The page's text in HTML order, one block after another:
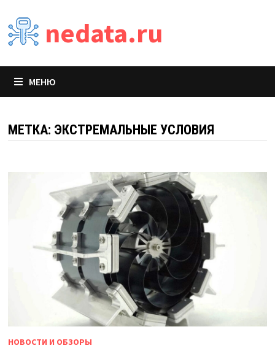
содержимомуnedata.ru
МЕНЮ
МЕТКА: ЭКСТРЕМАЛЬНЫЕ УСЛОВИЯ
НОВОСТИ И ОБЗОРЫ